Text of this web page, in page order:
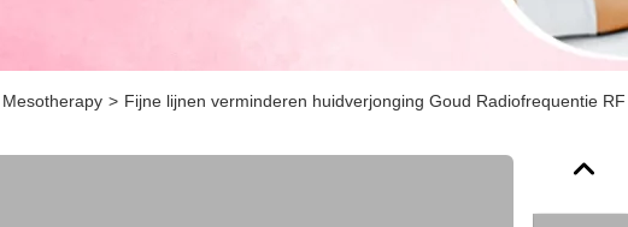
> Fijne lijnen verminderen huidverjonging Goud Radiofrequentie